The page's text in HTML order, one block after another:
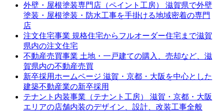
外壁・屋根塗装専門店（ペイント工房）
滋賀県で外壁
塗装・屋根塗装・防水工事を手掛ける地域密着の専門
店
注文住宅事業 規格住宅からフルオーダー住宅まで滋賀
県内の注文住宅
不動産売買事業 土地・一戸建ての購入、売却など、滋
賀県内の不動産売買
新卒採用ホームページ 滋賀・京都・大阪を中心とした
建築不動産業の新卒採用
テナント内装事業（テナント工房）
滋賀・京都・大阪
エリアの店舗内装のデザイン、設計、改装工事全般